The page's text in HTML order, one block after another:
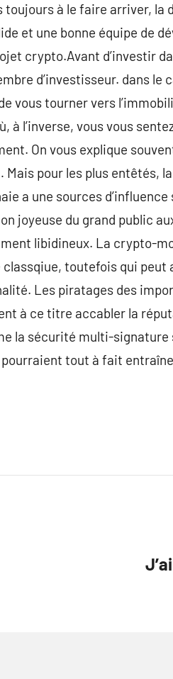
toujours à le faire arriver,
et une bonne équipe de
crypto.Avant d’investir
d’investisseur. dans le
vous tourner vers
à l’inverse, vous vous
On vous explique
pour les plus entêtés,
a une sources d’influence
joyeuse du grand public
libidineux. La crypto-
toutefois qui peut
Les piratages des
à ce titre accabler la
la sécurité multi-
tout à fait